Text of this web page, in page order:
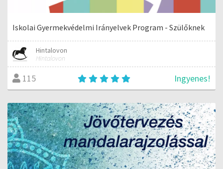
Iskolai Gyermekvédelmi Irányelvek Program - Szülőknek
Hintalovon
Hintalovon
115 Ingyenes!